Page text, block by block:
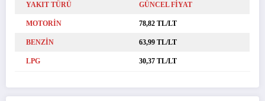
YAKIT TÜRÜ GÜNCEL FİYAT
MOTORİN 78,82 TL/LT
BENZİN 63,99 TL/LT
LPG 30,37 TL/LT